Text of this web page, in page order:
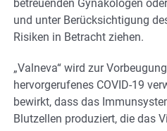
betreuenden Gynäkologen
und unter Berücksichtigung
Risiken in Betracht ziehen.
„Valneva“ wird zur
hervorgerufenes COVID-19
bewirkt, dass das
Blutzellen produziert, die das